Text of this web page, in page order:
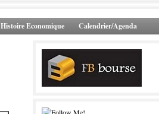
Histoire Economique Calendrier/Agenda